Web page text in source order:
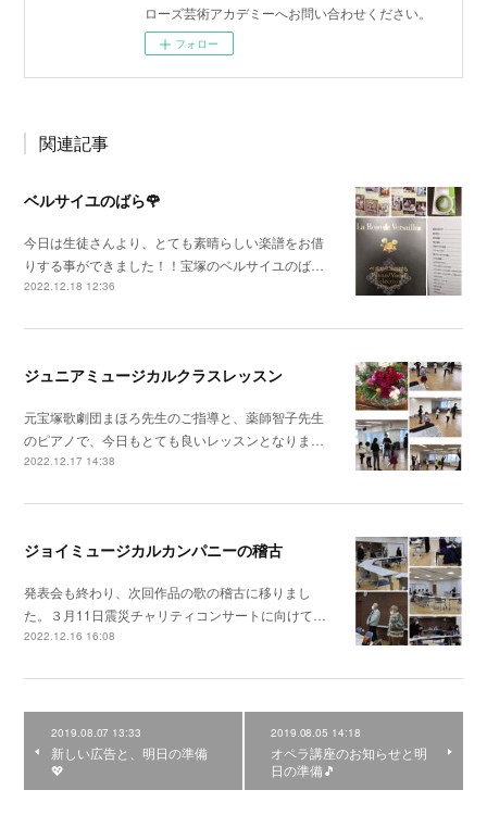
ローズ芸術アカデミーへお問い合わせください。
フォロー
関連記事
ベルサイユのばら🌹
今日は生徒さんより、とても素晴らしい楽譜をお借
りする事ができました！！宝塚のベルサイユのば…
2022.12.18 12:36
ジュニアミュージカルクラスレッスン
元宝塚歌劇団まほろ先生のご指導と、薬師智子先生
のピアノで、今日もとても良いレッスンとなりま…
2022.12.17 14:38
ジョイミュージカルカンパニーの稽古
発表会も終わり、次回作品の歌の稽古に移りまし
た。３月11日震災チャリティコンサートに向けて…
2022.12.16 16:08
2019.08.07 13:33
新しい広告と、明日の準備
💖
2019.08.05 14:18
オペラ講座のお知らせと明
日の準備🎵